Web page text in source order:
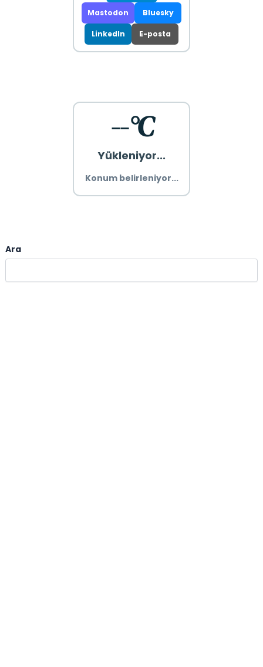
Mastodon Bluesky
LinkedIn E-posta
--°C
Yükleniyor...
Konum belirleniyor...
Ara